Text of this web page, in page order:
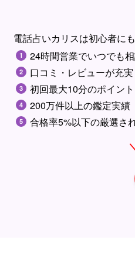
電話占いカリスは初心者に
24時間営業でいつでも
口コミ・レビューが充実
初回最大10分のポイン
200万件以上の鑑定実績
合格率5%以下の厳選さ